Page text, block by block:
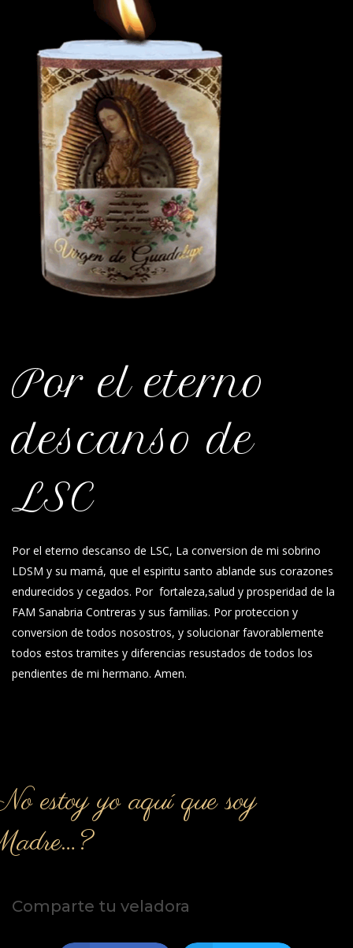
Por el eterno
descanso de
LSC
Por el eterno descanso de LSC, La conversion de mi sobrino
LDSM y su mamá, que el espiritu santo ablande sus corazones
endurecidos y cegados. Por fortaleza,salud y prosperidad de la
FAM Sanabria Contreras y sus familias. Por proteccion y
conversion de todos nosostros, y solucionar favorablemente
todos estos tramites y diferencias resustados de todos los
pendientes de mi hermano. Amen.
estoy yo aquí que soy
Comparte tu veladora